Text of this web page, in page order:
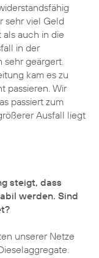
sehr viel Geld
auch in die
in der
geärgert.
kam es zu
passieren. Wir
passiert zum
Ausfall liegt
steigt, dass
werden. Sind
unserer Netze